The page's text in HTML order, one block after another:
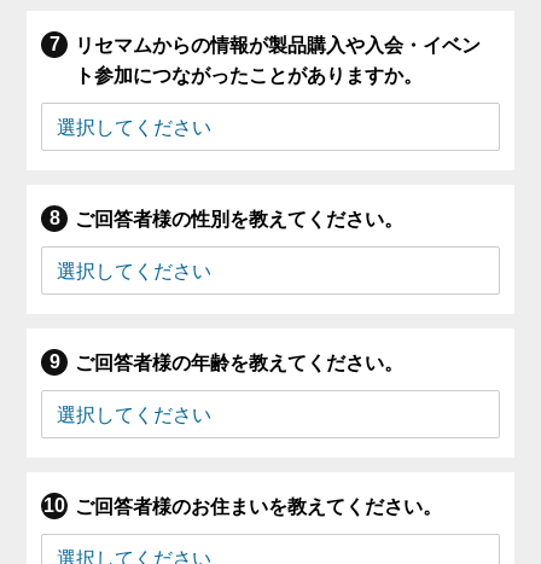
リセマムからの情報が製品購入や入会・イベン
ト参加につながったことがありますか。
ご回答者様の性別を教えてください。
ご回答者様の年齢を教えてください。
ご回答者様のお住まいを教えてください。